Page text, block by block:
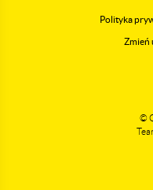
Polityka
Zmień
©